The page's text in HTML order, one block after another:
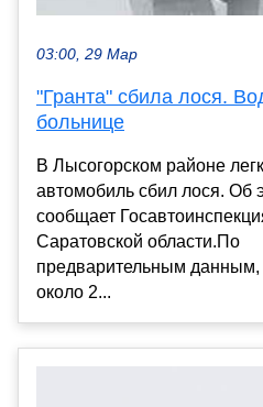
03:00, 29 Мар
"Гранта" сбила лося.
больнице
В Лысогорском районе
автомобиль сбил лося. Об
сообщает
Саратовской области.По
предварительным данным,
около 2...